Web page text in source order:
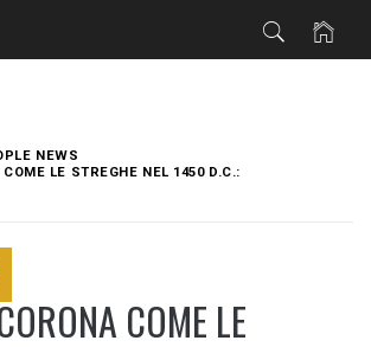
NEWS
COME LE STREGHE NEL 1450 D.C.:
COME LE